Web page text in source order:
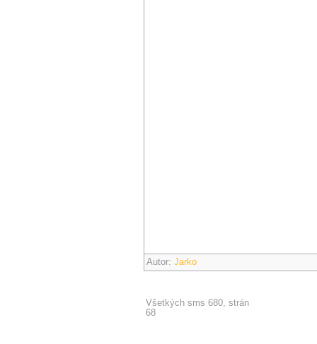
Autor: Jarko
Všetkých sms 680, strán
68